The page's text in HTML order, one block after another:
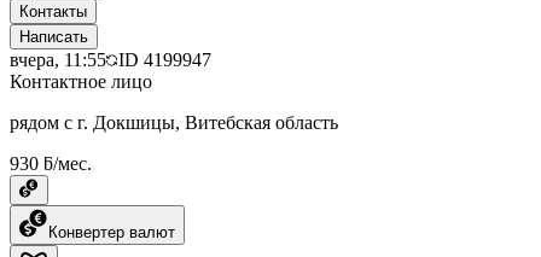
Контакты
Написать
вчера, 11:55 ID 4199947
Контактное лицо
рядом с г. Докшицы, Витебская область
930 ƃ/мес.
Конвертер валют